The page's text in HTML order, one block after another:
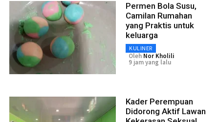
Permen Bola Susu,
Camilan Rumahan
yang Praktis untuk
keluarga
KULINER
Oleh Nor Kholili
9 jam yang lalu
Kader Perempuan
Didorong Aktif Lawan